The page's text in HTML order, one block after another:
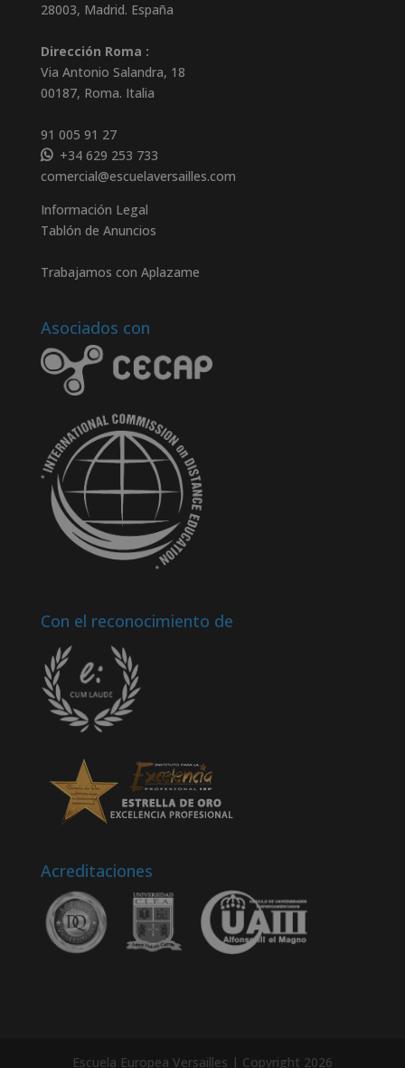
28003, Madrid. España
Dirección Roma :
Via Antonio Salandra, 18
00187, Roma. Italia
91 005 91 27
+34 629 253 733
comercial@escuelaversailles.com
Información Legal
Tablón de Anuncios
Trabajamos con Aplazame
Asociados con
Con el reconocimiento de
Acreditaciones
Escuela Europea Versailles | Copyright 2026